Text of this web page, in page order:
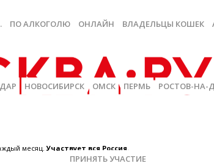
ПО АЛКОГОЛЮ ОНЛАЙН ВЛАДЕЛЬЦЫ КОШЕК
НОВОСИБИРСК ОМСК ПЕРМЬ РОСТОВ-НА-
месяц.Участвует вся Россия.
ПРИНЯТЬ УЧАСТИЕ